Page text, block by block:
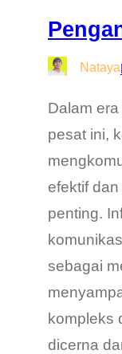
Nataya
Dalam
pesat ini,
efektif
penting.
sebagai
kompleks
dicerna